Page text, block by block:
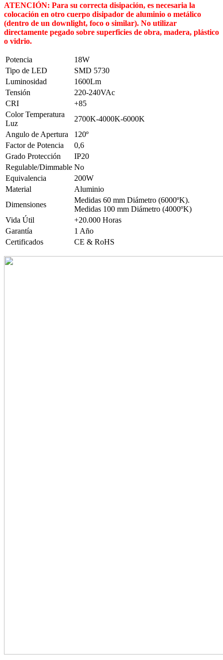
ATENCIÓN: Para su correcta disipación, es necesaria la
colocación en otro cuerpo disipador de aluminio o metálico
(dentro de un downlight, foco o similar). No utilizar
directamente pegado sobre superficies de obra, madera, plástico
o vidrio.
Potencia
18W
Tipo de LED
SMD 5730
Luminosidad
1600Lm
Tensión
220-240VAc
CRI
+85
Color Temperatura
Luz
2700K-4000K-6000K
Angulo de Apertura
120º
Factor de Potencia
0,6
Grado Protección
IP20
Regulable/Dimmable No
Equivalencia
200W
Material
Aluminio
Dimensiones
Medidas 60 mm Diámetro (6000ºK).
Medidas 100 mm Diámetro (4000ºK)
Vida Útil
+20.000 Horas
Garantía
1 Año
Certificados
CE & RoHS